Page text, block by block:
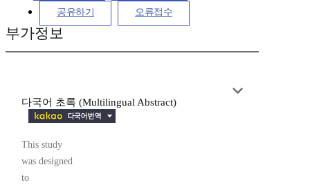
공유하기 오류접수
부가정보
다국어 초록 (Multilingual Abstract)
This study
was designed
to